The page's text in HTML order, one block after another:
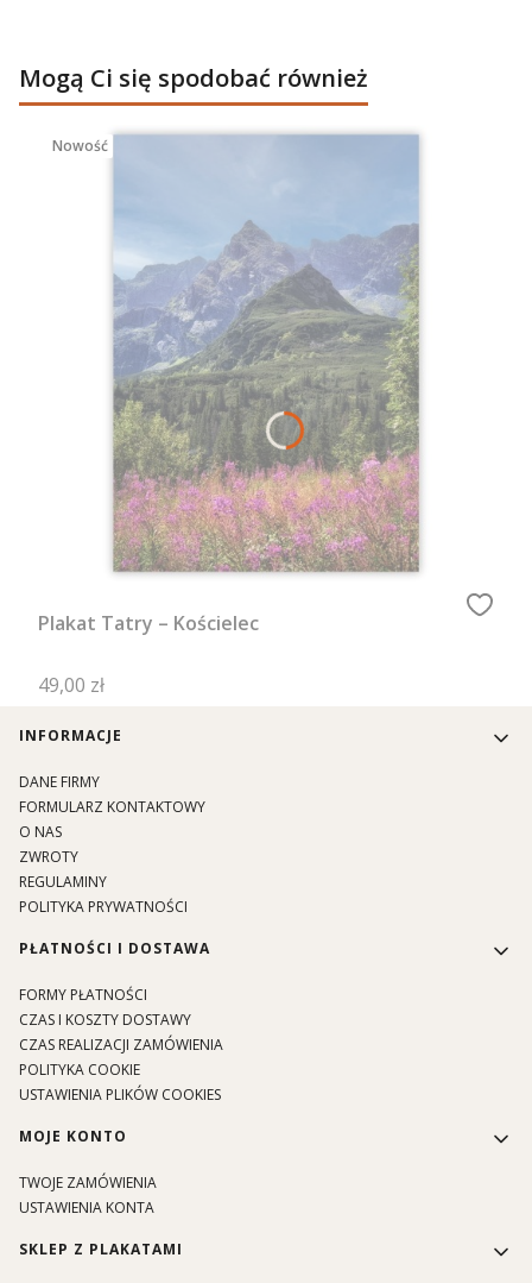
Mogą Ci się spodobać również
Nowość
Plakat Tatry – Kościelec
Cena
49,00 zł
Linki w stopce
INFORMACJE
DANE FIRMY
FORMULARZ KONTAKTOWY
O NAS
ZWROTY
REGULAMINY
POLITYKA PRYWATNOŚCI
PŁATNOŚCI I DOSTAWA
FORMY PŁATNOŚCI
CZAS I KOSZTY DOSTAWY
CZAS REALIZACJI ZAMÓWIENIA
POLITYKA COOKIE
USTAWIENIA PLIKÓW COOKIES
MOJE KONTO
TWOJE ZAMÓWIENIA
USTAWIENIA KONTA
SKLEP Z PLAKATAMI